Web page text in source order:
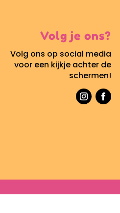
Volg je ons?
Volg ons op social media
voor een kijkje achter de
schermen!